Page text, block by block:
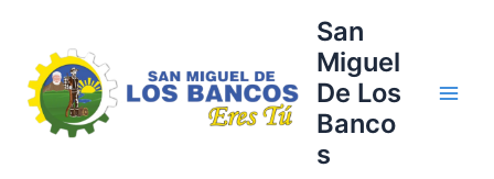
contenido
San
Miguel
De Los
Banco
s